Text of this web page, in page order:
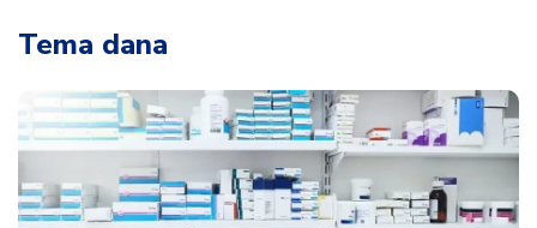
Tema dana